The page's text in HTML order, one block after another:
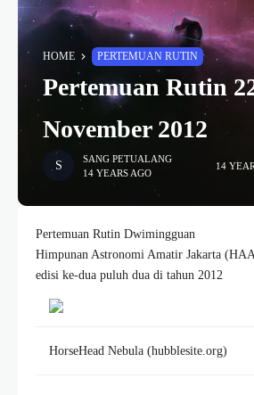
HOME PERTEMUAN RUTIN
Pertemuan Rutin
November 2012
SANG PETUALANG
14 YEARS AGO
14
Pertemuan Rutin Dwimingguan
Himpunan Astronomi Amatir Jakarta
edisi ke-dua puluh dua di tahun 2012
HorseHead Nebula (hubblesite.org)